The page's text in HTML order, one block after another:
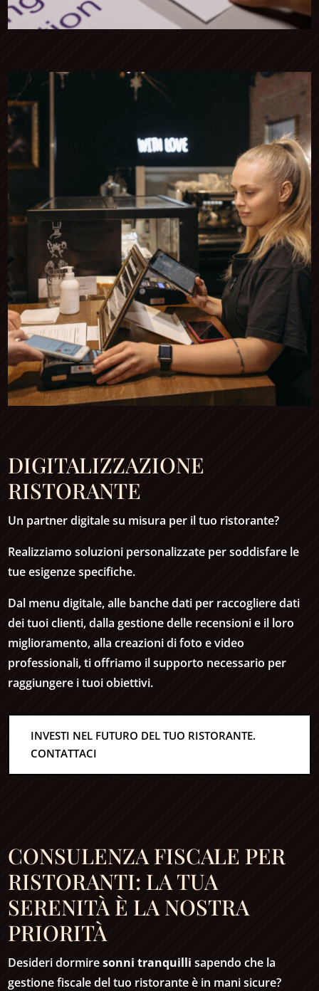
DIGITALIZZAZIONE
RISTORANTE
Un partner digitale su misura per il tuo ristorante?
Realizziamo soluzioni personalizzate per soddisfare le
tue esigenze specifiche.
Dal menu digitale, alle banche dati per raccogliere dati
dei tuoi clienti, dalla gestione delle recensioni e il loro
miglioramento, alla creazioni di foto e video
professionali, ti offriamo il supporto necessario per
raggiungere i tuoi obiettivi.
INVESTI NEL FUTURO DEL TUO RISTORANTE.
CONTATTACI
CONSULENZA FISCALE PER
RISTORANTI: LA TUA
SERENITÀ È LA NOSTRA
PRIORITÀ
Desideri dormiresonni tranquilli sapendo che la
gestione fiscale del tuo ristorante è in mani sicure?